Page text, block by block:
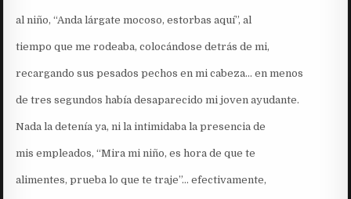
al niño, “Anda lárgate mocoso, estorbas aquí”, al
tiempo que me rodeaba, colocándose detrás de mi,
recargando sus pesados pechos en mi cabeza… en menos
de tres segundos había desaparecido mi joven ayudante.
Nada la detenía ya, ni la intimidaba la presencia de
mis empleados, “Mira mi niño, es hora de que te
alimentes, prueba lo que te traje”… efectivamente,